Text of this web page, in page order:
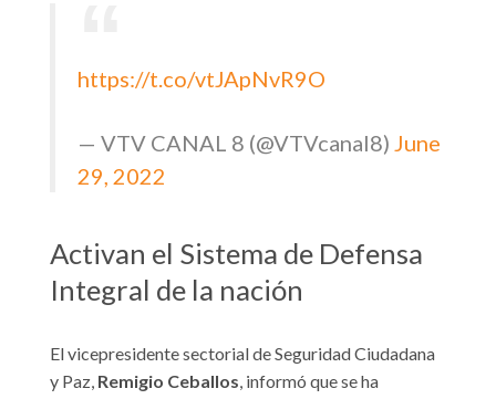
https://t.co/vtJApNvR9O
— VTV CANAL 8 (@VTVcanal8) June
29, 2022
Activan el Sistema de Defensa
Integral de la nación
El vicepresidente sectorial de Seguridad Ciudadana
y Paz, Remigio Ceballos , informó que se ha